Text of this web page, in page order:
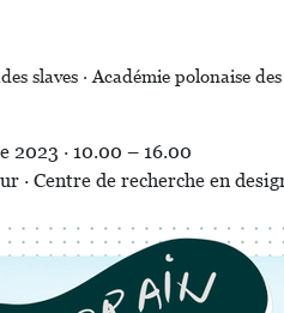
slaves · Académie polonaise des
2023 · 10.00 – 16.00
· Centre de recherche en